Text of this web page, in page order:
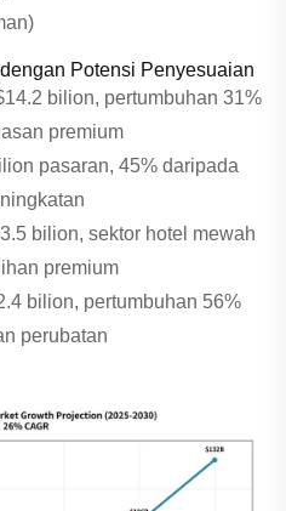
Potensi Penyesuaian
bilion, pertumbuhan 31%
premium
pasaran, 45% daripada
bilion, sektor hotel mewah
premium
bilion, pertumbuhan 56%
perubatan